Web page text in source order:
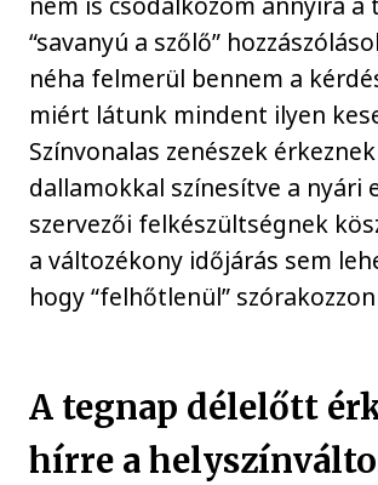
“savanyú a szőlő”
néha felmerül bennem a
miért látunk mindent ilyen
Színvonalas zenészek
dallamokkal színesítve a nyári
szervezői felkészültségnek
a változékony időjárás sem
hogy “felhőtlenül”
A tegnap délelőtt
hírre a